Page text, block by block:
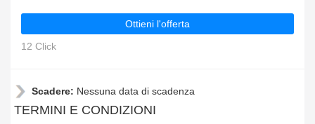
Ottieni l'offerta
12 Click
Scadere: Nessuna data di scadenza
TERMINI E CONDIZIONI